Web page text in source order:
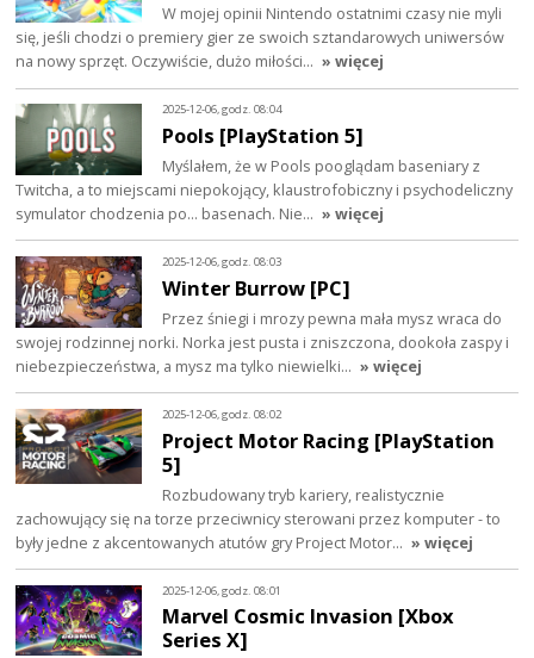
W mojej opinii Nintendo ostatnimi czasy nie myli
się, jeśli chodzi o premiery gier ze swoich sztandarowych uniwersów
na nowy sprzęt. Oczywiście, dużo miłości… » więcej
2025-12-06, godz. 08:04
Pools [PlayStation 5]
Myślałem, że w Pools pooglądam baseniary z
Twitcha, a to miejscami niepokojący, klaustrofobiczny i psychodeliczny
symulator chodzenia po... basenach. Nie… » więcej
2025-12-06, godz. 08:03
Winter Burrow [PC]
Przez śniegi i mrozy pewna mała mysz wraca do
swojej rodzinnej norki. Norka jest pusta i zniszczona, dookoła zaspy i
niebezpieczeństwa, a mysz ma tylko niewielki… » więcej
2025-12-06, godz. 08:02
Project Motor Racing [PlayStation
5]
Rozbudowany tryb kariery, realistycznie
zachowujący się na torze przeciwnicy sterowani przez komputer - to
były jedne z akcentowanych atutów gry Project Motor… » więcej
2025-12-06, godz. 08:01
Marvel Cosmic Invasion [Xbox
Series X]